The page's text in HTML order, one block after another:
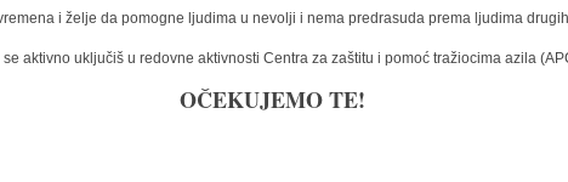
i želje da pomogne ljudima u nevolji i nema predrasuda prema ljudima
aktivno uključiš u redovne aktivnosti Centra za zaštitu i pomoć tražiocima azila
OČEKUJEMO TE!